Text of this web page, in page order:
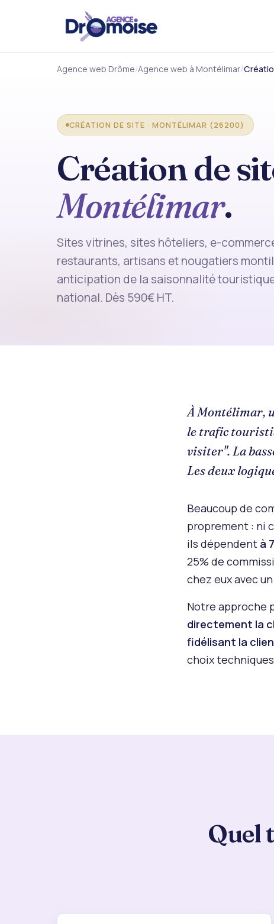
Agence web Drôme Agence web à Montélimar
CRÉATION DE SITE · MONTÉLIMAR (26200)
Création de
Montélimar.
Sites vitrines, sites hôteliers, e-
restaurants, artisans et nougatiers
anticipation de la saisonnalité
national. Dès 590€ HT.
À Montélimar,
le trafic
visiter". La
Les deux
Beaucoup de
proprement : ni
ils dépendent à
25% de
chez eux avec
Notre approche
directement la
fidélisant la
choix
Quel